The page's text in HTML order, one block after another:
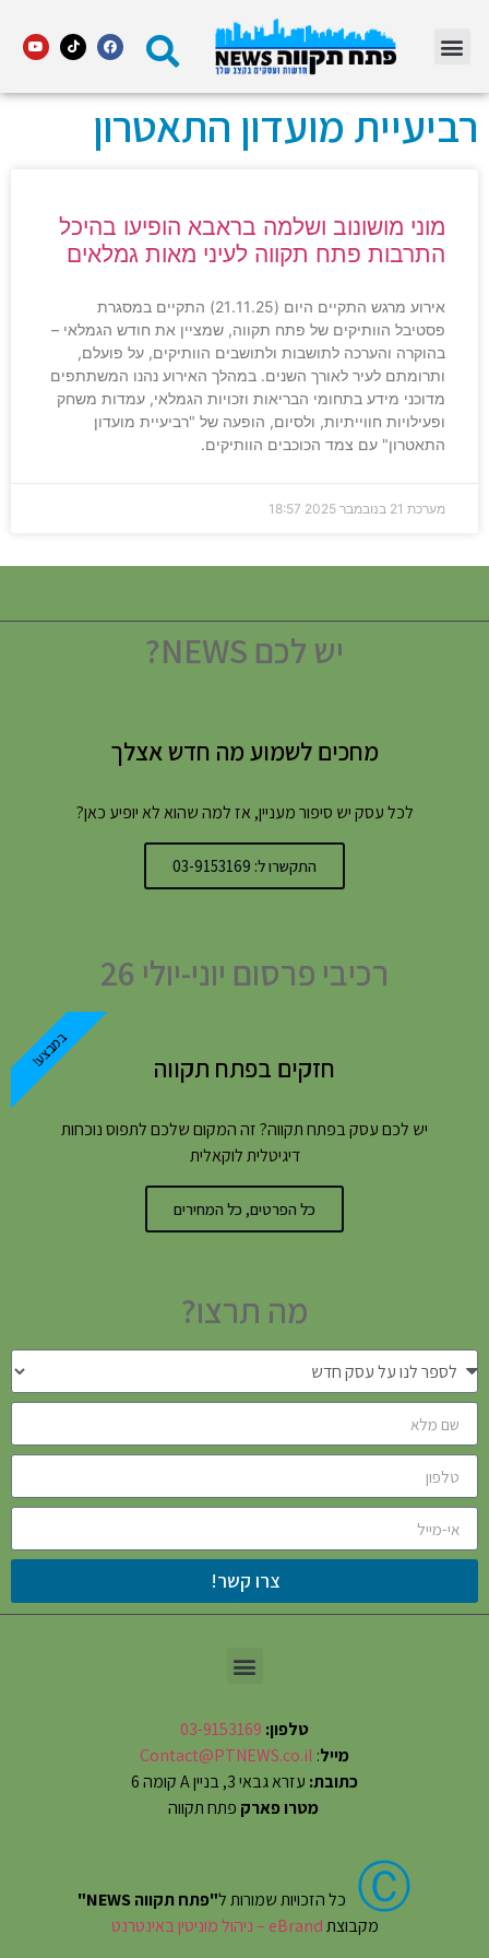
רביעיית מועדון התאטרון
מוני מושונוב ושלמה בראבא הופיעו בהיכל
התרבות פתח תקווה לעיני מאות גמלאים
אירוע מרגש התקיים היום (21.11.25) התקיים במסגרת
פסטיבל הוותיקים של פתח תקווה, שמציין את חודש הגמלאי –
בהוקרה והערכה לתושבות ולתושבים הוותיקים, על פועלם,
ותרומתם לעיר לאורך השנים. במהלך האירוע נהנו המשתתפים
מדוכני מידע בתחומי הבריאות וזכויות הגמלאי, עמדות משחק
ופעילויות חווייתיות, ולסיום, הופעה של "רביעיית מועדון
התאטרון" עם צמד הכוכבים הוותיקים.
מערכת 21 בנובמבר 2025 18:57
יש לכם NEWS?
מחכים לשמוע מה חדש אצלך
לכל עסק יש סיפור מעניין, אז למה שהוא לא יופיע כאן?
התקשרו ל: 03-9153169
רכיבי פרסום יוני-יולי 26
חזקים בפתח תקווה
יש לכם עסק בפתח תקווה? זה המקום שלכם לתפוס נוכחות
דיגיטלית לוקאלית
כל הפרטים, כל המחירים
במבצע!
מה תרצו?
צרו קשר!
טלפון: 03-9153169
מייל:
Contact@PTNEWS.co.il
כתובת: עזרא גבאי 3, בניין A קומה 6
מטרו פארק פתח תקווה
Ⓒ כל הזכויות שמורות ל"פתח תקווה NEWS"
מקבוצתeBrand – ניהול מוניטין באינטרנט